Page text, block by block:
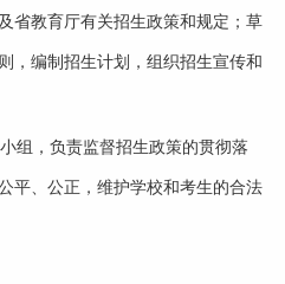
省教育厅有关招生政策和规定；草
，编制招生计划，组织招生宣传和
组，负责监督招生政策的贯彻落
平、公正，维护学校和考生的合法